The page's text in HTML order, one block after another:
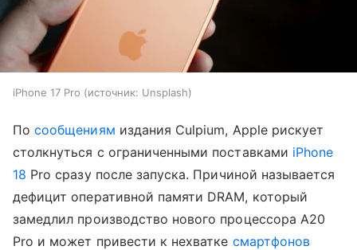
iPhone 17 Pro источник: Unsplash
Посообщениям издания Culpium, Apple рискует
столкнуться с ограниченными поставками iPhone
18 Pro сразу после запуска. Причиной называется
дефицит оперативной памяти DRAM, который
замедлил производство нового процессора A20
Pro и может привести к нехватке смартфонов